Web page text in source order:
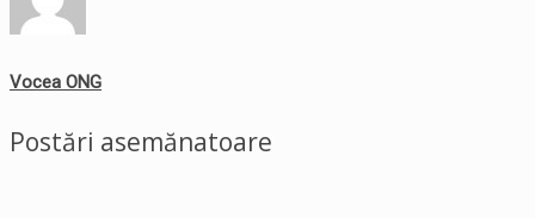
Vocea ONG
Postări asemănatoare